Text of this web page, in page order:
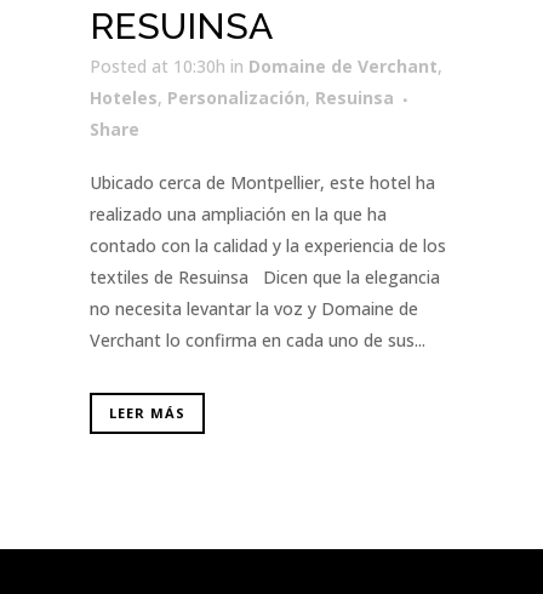
RESUINSA
Posted at 10:30h in Domaine de Verchant,
Hoteles, Personalización, Resuinsa
Share
Ubicado cerca de Montpellier, este hotel ha
realizado una ampliación en la que ha
contado con la calidad y la experiencia de los
textiles de Resuinsa Dicen que la elegancia
no necesita levantar la voz y Domaine de
Verchant lo confirma en cada uno de sus...
LEER MÁS